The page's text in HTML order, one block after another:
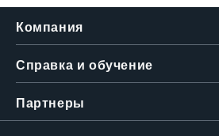
Компания
Справка и обучение
Партнеры